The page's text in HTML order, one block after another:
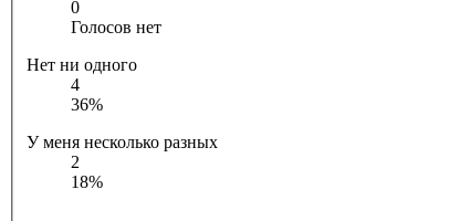
0
Голосов нет
Нет ни одного
4
36%
У меня несколько разных
2
18%